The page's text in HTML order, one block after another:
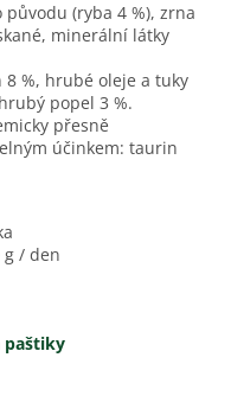
(ryba 4 %), zrna
minerální látky
%, hrubé oleje a tuky
popel 3 %.
přesně
účinkem: taurin
den
paštiky